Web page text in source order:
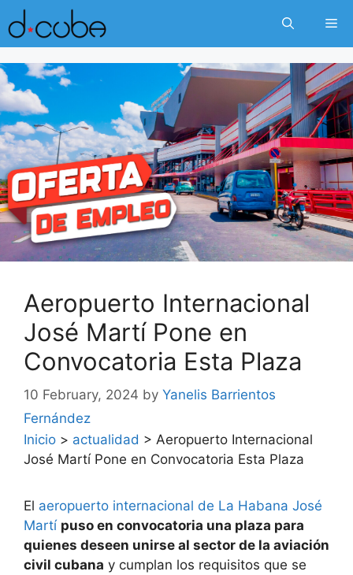
Skip
to
content
Aeropuerto Internacional
José Martí Pone en
Convocatoria Esta Plaza
10 February, 2024 by Yanelis Barrientos
Fernández
Inicio > actualidad > Aeropuerto Internacional
José Martí Pone en Convocatoria Esta Plaza
El aeropuerto internacional de La Habana José
Martí puso en convocatoria una plaza para
quienes deseen unirse al sector de la aviación
civil cubana y cumplan los requisitos que se